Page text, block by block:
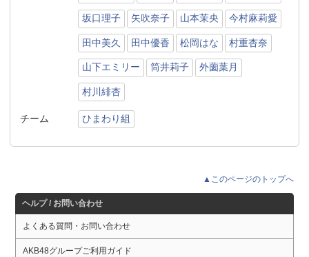
坂口理子 矢吹奈子 山本茉央 今村麻莉愛
田中美久 田中優香 松岡はな 村重杏奈
山下エミリー 筒井莉子 外薗葉月
村川緋杏
チーム ひまわり組
▲このページのトップへ
ヘルプ / お問い合わせ
よくある質問・お問い合わせ
AKB48グループご利用ガイド